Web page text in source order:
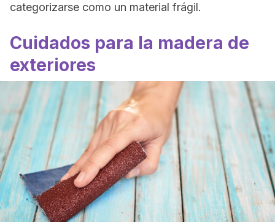
categorizarse como un material frágil.
Cuidados para la madera de
exteriores